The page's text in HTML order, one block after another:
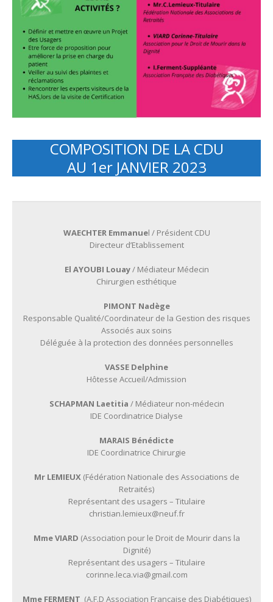
COMPOSITION DE LA CDU
AU 1er JANVIER 2023
WAECHTER Emmanuel / Président CDU
Directeur d’Etablissement
El AYOUBI Louay/ Médiateur Médecin
Chirurgien esthétique
PIMONT Nadège
Responsable Qualité/Coordinateur de la Gestion des risques
Associés aux soins
Déléguée à la protection des données personnelles
VASSE Delphine
Hôtesse Accueil/Admission
SCHAPMAN Laetitia / Médiateur non-médecin
IDE Coordinatrice Dialyse
MARAIS Bénédicte
IDE Coordinatrice Chirurgie
Mr LEMIEUX(Fédération Nationale des Associations de
Retraités)
Représentant des usagers – Titulaire
christian.lemieux@neuf.fr
Mme VIARD (Association pour le Droit de Mourir dans la
Dignité)
Représentant des usagers – Titulaire
corinne.leca.via@gmail.com
Mme FERMENT (A.F.D Association Française des Diabétiques)